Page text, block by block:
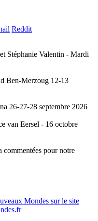
Reddit
Stéphanie Valentin - Mardi
Ben-Merzoug 12-13
26-27-28 septembre 2026
van Eersel - 16 octobre
pour notre